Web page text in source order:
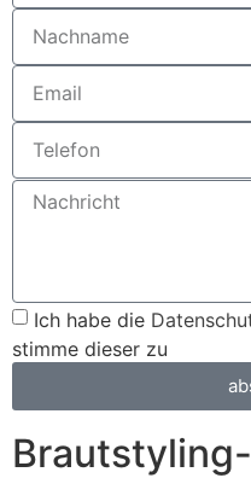
Ich habe die
stimme dieser zu